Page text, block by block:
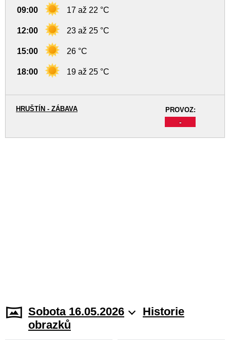
09:00 17 až 22 °C
12:00 23 až 25 °C
15:00 26 °C
18:00 19 až 25 °C
PROVOZ:
-
HRUŠTÍN - ZÁBAVA
Sobota 16.05.2026
Historie
obrazků